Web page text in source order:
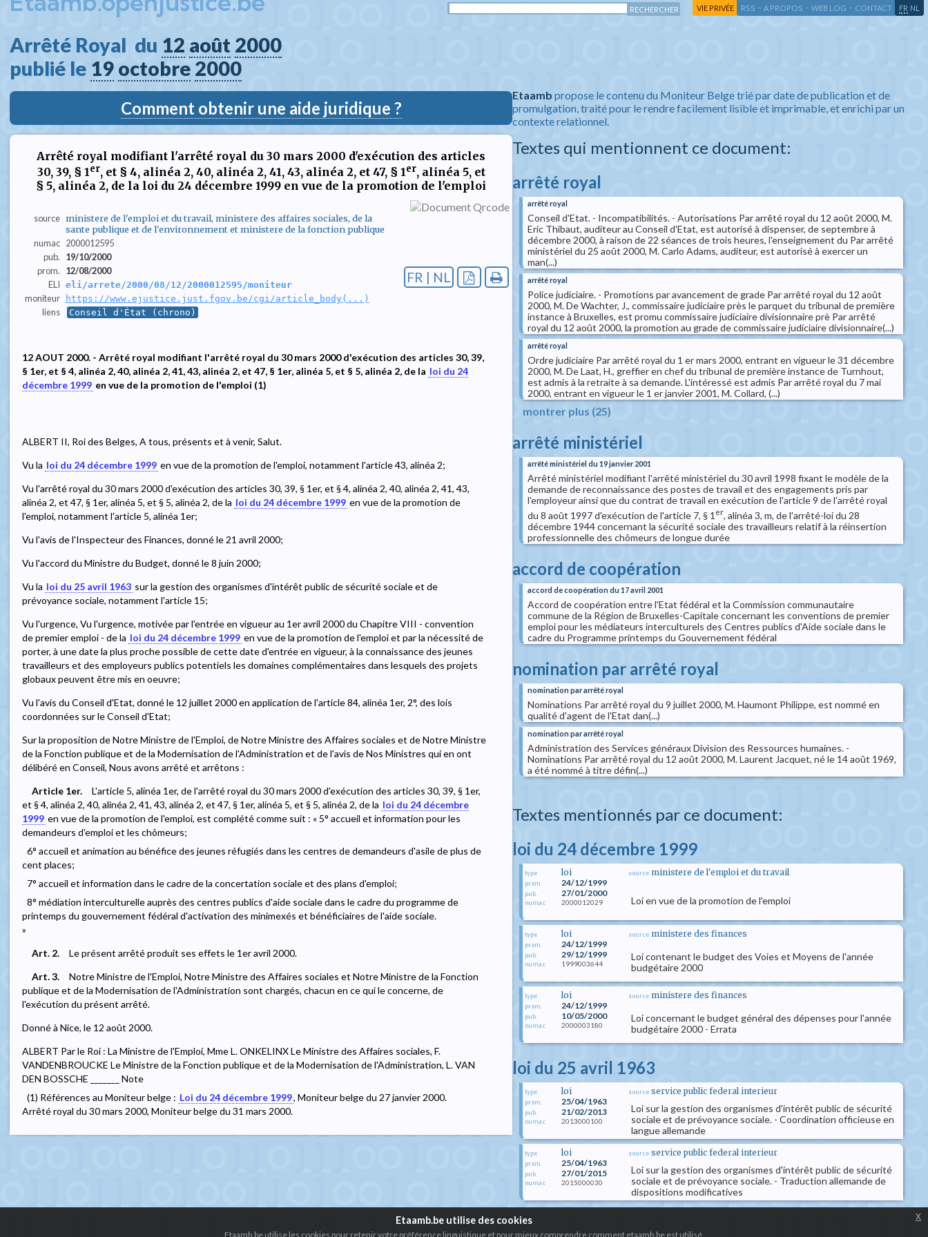
VIE PRIVÉE RSS - A PROPOS - WEB LOG - CONTACT FR NL
Arrêté Royal  du 12 août 2000
publié le 19 octobre 2000
Comment obtenir une aide juridique ?
Arrêté royal modifiant l'arrêté royal du 30 mars 2000 d'exécution des articles
30, 39, § 1er, et § 4, alinéa 2, 40, alinéa 2, 41, 43, alinéa 2, et 47, § 1er, alinéa 5, et
§ 5, alinéa 2, de la loi du 24 décembre 1999 en vue de la promotion de l'emploi
source ministere de l'emploi et du travail, ministere des affaires sociales, de la
sante publique et de l'environnement et ministere de la fonction publique
numac 2000012595
pub.
19/10/2000
prom.
12/08/2000
ELI eli/arrete/2000/08/12/2000012595/moniteur
moniteur https://www.ejustice.just.fgov.be/cgi/article_body(...)
liens Conseil d'État (chrono)
FR | NL
12 AOUT 2000. - Arrêté royal modifiant l'arrêté royal du 30 mars 2000 d'exécution des articles 30, 39,
§ 1er, et § 4, alinéa 2, 40, alinéa 2, 41, 43, alinéa 2, et 47, § 1er, alinéa 5, et § 5, alinéa 2, de la loi du 24
décembre 1999 en vue de la promotion de l'emploi (1)
ALBERT II, Roi des Belges, A tous, présents et à venir, Salut.
Vu la loi du 24 décembre 1999 en vue de la promotion de l'emploi, notamment l'article 43, alinéa 2;
Vu l'arrêté royal du 30 mars 2000 d'exécution des articles 30, 39, § 1er, et § 4, alinéa 2, 40, alinéa 2, 41, 43,
alinéa 2, et 47, § 1er, alinéa 5, et § 5, alinéa 2, de la loi du 24 décembre 1999 en vue de la promotion de
l'emploi, notamment l'article 5, alinéa 1er;
Vu l'avis de l'Inspecteur des Finances, donné le 21 avril 2000;
Vu l'accord du Ministre du Budget, donné le 8 juin 2000;
Vu la loi du 25 avril 1963 sur la gestion des organismes d'intérêt public de sécurité sociale et de
prévoyance sociale, notamment l'article 15;
Vu l'urgence, Vu l'urgence, motivée par l'entrée en vigueur au 1er avril 2000 du Chapitre VIII - convention
de premier emploi - de la loi du 24 décembre 1999 en vue de la promotion de l'emploi et par la nécessité de
porter, à une date la plus proche possible de cette date d'entrée en vigueur, à la connaissance des jeunes
travailleurs et des employeurs publics potentiels les domaines complémentaires dans lesquels des projets
globaux peuvent être mis en oeuvre;
Vu l'avis du Conseil d'Etat, donné le 12 juillet 2000 en application de l'article 84, alinéa 1er, 2°, des lois
coordonnées sur le Conseil d'Etat;
Sur la proposition de Notre Ministre de l'Emploi, de Notre Ministre des Affaires sociales et de Notre Ministre
de la Fonction publique et de la Modernisation de l'Administration et de l'avis de Nos Ministres qui en ont
délibéré en Conseil, Nous avons arrêté et arrêtons :
Article 1er.
L'article 5, alinéa 1er, de l'arrêté royal du 30 mars 2000 d'exécution des articles 30, 39, § 1er,
et § 4, alinéa 2, 40, alinéa 2, 41, 43, alinéa 2, et 47, § 1er, alinéa 5, et § 5, alinéa 2, de la loi du 24 décembre
1999 en vue de la promotion de l'emploi, est complété comme suit : « 5° accueil et information pour les
demandeurs d'emploi et les chômeurs;
6° accueil et animation au bénéfice des jeunes réfugiés dans les centres de demandeurs d'asile de plus de
cent places;
7° accueil et information dans le cadre de la concertation sociale et des plans d'emploi;
8° médiation interculturelle auprès des centres publics d'aide sociale dans le cadre du programme de
printemps du gouvernement fédéral d'activation des minimexés et bénéficiaires de l'aide sociale.
»
Art. 2.
Le présent arrêté produit ses effets le 1er avril 2000.
Art. 3.
Notre Ministre de l'Emploi, Notre Ministre des Affaires sociales et Notre Ministre de la Fonction
publique et de la Modernisation de l'Administration sont chargés, chacun en ce qui le concerne, de
l'exécution du présent arrêté.
Donné à Nice, le 12 août 2000.
ALBERT Par le Roi : La Ministre de l'Emploi, Mme L. ONKELINX Le Ministre des Affaires sociales, F.
VANDENBROUCKE Le Ministre de la Fonction publique et de la Modernisation de l'Administration, L. VAN
DEN BOSSCHE _______ Note
(1) Références au Moniteur belge : Loi du 24 décembre 1999, Moniteur belge du 27 janvier 2000.
Arrêté royal du 30 mars 2000, Moniteur belge du 31 mars 2000.
Etaamb propose le contenu du Moniteur Belge trié par date de publication et de
promulgation, traité pour le rendre facilement lisible et imprimable, et enrichi par un
contexte relationnel.
Textes qui mentionnent ce document:
arrêté royal
arrêté royal
Conseil d'Etat. - Incompatibilités. - Autorisations Par arrêté royal du 12 août 2000, M.
Eric Thibaut, auditeur au Conseil d'Etat, est autorisé à dispenser, de septembre à
décembre 2000, à raison de 22 séances de trois heures, l'enseignement du Par arrêté
ministériel du 25 août 2000, M. Carlo Adams, auditeur, est autorisé à exercer un
man(...)
arrêté royal
Police judiciaire. - Promotions par avancement de grade Par arrêté royal du 12 août
2000, M. De Wachter, J., commissaire judiciaire près le parquet du tribunal de première
instance à Bruxelles, est promu commissaire judiciaire divisionnaire prè Par arrêté
royal du 12 août 2000, la promotion au grade de commissaire judiciaire divisionnaire(...)
arrêté royal
Ordre judiciaire Par arrêté royal du 1 er mars 2000, entrant en vigueur le 31 décembre
2000, M. De Laat, H., greffier en chef du tribunal de première instance de Turnhout,
est admis à la retraite à sa demande. L'intéressé est admis Par arrêté royal du 7 mai
2000, entrant en vigueur le 1 er janvier 2001, M. Collard, (...)
montrer plus (25)
arrêté ministériel
arrêté ministériel du 19 janvier 2001
Arrêté ministériel modifiant l'arrêté ministériel du 30 avril 1998 fixant le modèle de la
demande de reconnaissance des postes de travail et des engagements pris par
l'employeur ainsi que du contrat de travail en exécution de l'article 9 de l'arrêté royal
du 8 août 1997 d'exécution de l'article 7, § 1 er, alinéa 3, m, de l'arrêté-loi du 28
décembre 1944 concernant la sécurité sociale des travailleurs relatif à la réinsertion
professionnelle des chômeurs de longue durée
accord de coopération
accord de coopération du 17 avril 2001
Accord de coopération entre l'Etat fédéral et la Commission communautaire
commune de la Région de Bruxelles-Capitale concernant les conventions de premier
emploi pour les médiateurs interculturels des Centres publics d'Aide sociale dans le
cadre du Programme printemps du Gouvernement fédéral
nomination par arrêté royal
nomination par arrêté royal
Nominations Par arrêté royal du 9 juillet 2000, M. Haumont Philippe, est nommé en
qualité d'agent de l'Etat dan(...)
nomination par arrêté royal
Administration des Services généraux Division des Ressources humaines. -
Nominations Par arrêté royal du 12 août 2000, M. Laurent Jacquet, né le 14 août 1969,
a été nommé à titre défin(...)
Textes mentionnés par ce document:
loi du 24 décembre 1999
type loi
prom. 24/12/1999
pub. 27/01/2000
numac 2000012029
source ministere de l'emploi et du travail
Loi en vue de la promotion de l'emploi
type loi
prom. 24/12/1999
pub. 29/12/1999
numac 1999003644
source ministere des finances
Loi contenant le budget des Voies et Moyens de l'année
budgétaire 2000
type loi
prom. 24/12/1999
pub. 10/05/2000
numac 2000003180
source ministere des finances
Loi concernant le budget général des dépenses pour l'année
budgétaire 2000 - Errata
loi du 25 avril 1963
type loi
prom. 25/04/1963
pub. 21/02/2013
numac 2013000100
source service public federal interieur
Loi sur la gestion des organismes d'intérêt public de sécurité
sociale et de prévoyance sociale. - Coordination officieuse en
langue allemande
type loi
prom. 25/04/1963
pub. 27/01/2015
numac 2015000030
source service public federal interieur
Loi sur la gestion des organismes d'intérêt public de sécurité
sociale et de prévoyance sociale. - Traduction allemande de
dispositions modificatives
Etaamb.be utilise des cookies
Etaamb.be utilise les cookies pour retenir votre préférence linguistique et pour mieux comprendre comment etaamb.be est utilisé.
x